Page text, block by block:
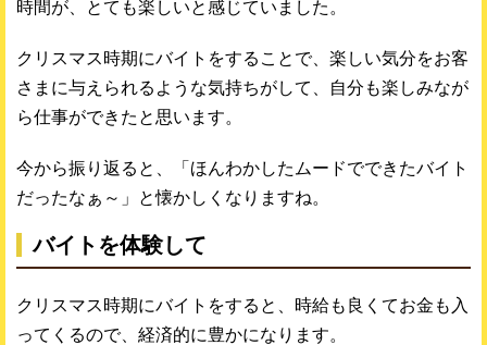
時間が、とても楽しいと感じていました。
クリスマス時期にバイトをすることで、楽しい気分をお客
さまに与えられるような気持ちがして、自分も楽しみなが
ら仕事ができたと思います。
今から振り返ると、「ほんわかしたムードでできたバイト
だったなぁ～」と懐かしくなりますね。
バイトを体験して
クリスマス時期にバイトをすると、時給も良くてお金も入
ってくるので、経済的に豊かになります。